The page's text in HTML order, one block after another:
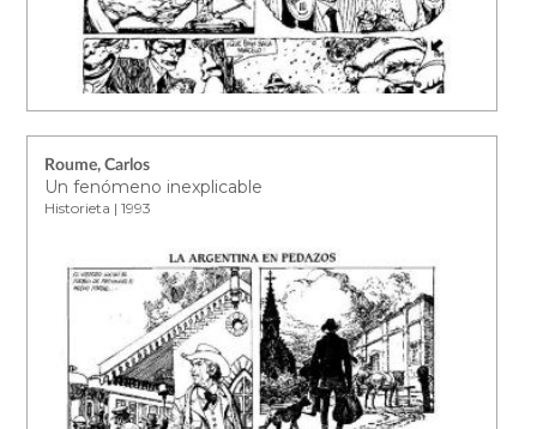
Roume, Carlos
Un fenómeno inexplicable
Historieta | 1993